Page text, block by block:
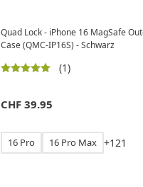
Quad Lock - iPhone 16 MagSafe
Case (QMC-IP16S) - Schwarz
(1)
CHF 39.95
16 Pro 16 Pro Max +121